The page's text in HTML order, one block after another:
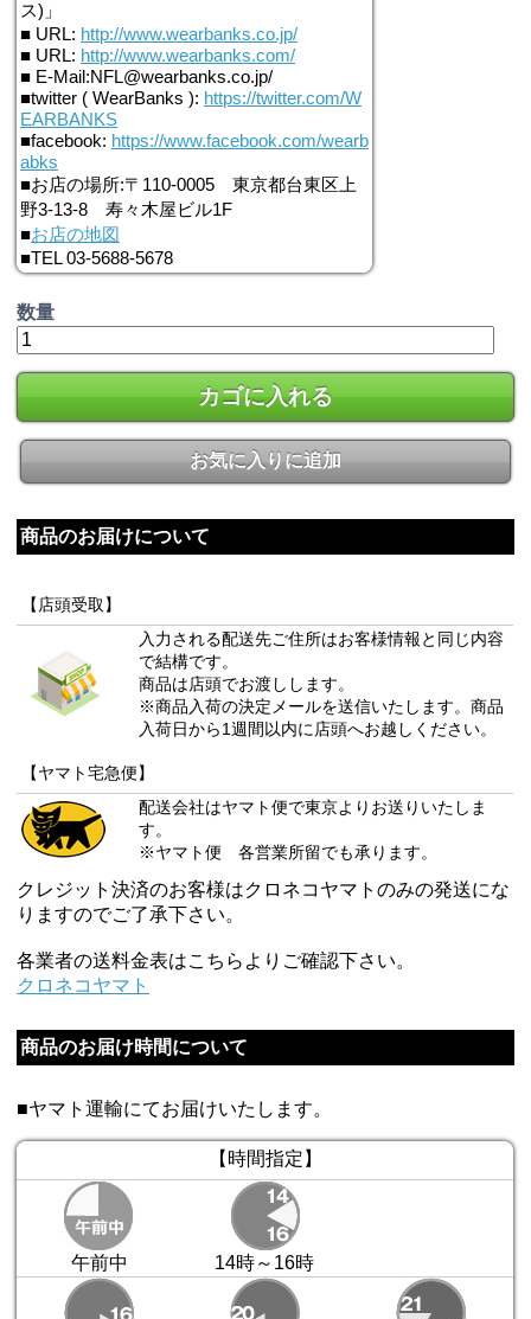
ス)」
■ URL: http://www.wearbanks.co.jp/
■ URL: http://www.wearbanks.com/
■ E-Mail:NFL@wearbanks.co.jp/
■twitter ( WearBanks ): https://twitter.com/W
EARBANKS
■facebook: https://www.facebook.com/wearb
abks
■お店の場所:〒110-0005 東京都台東区上
野3-13-8 寿々木屋ビル1F
■お店の地図
■TEL 03-5688-5678
数量
カゴに入れる
お気に入りに追加
商品のお届けについて
【店頭受取】
入力される配送先ご住所はお客様情報と同じ内容
で結構です。
商品は店頭でお渡しします。
※商品入荷の決定メールを送信いたします。商品
入荷日から1週間以内に店頭へお越しください。
【ヤマト宅急便】
配送会社はヤマト便で東京よりお送りいたしま
す。
※ヤマト便 各営業所留でも承ります。
クレジット決済のお客様はクロネコヤマトのみの発送にな
りますのでご了承下さい。
各業者の送料金表はこちらよりご確認下さい。
クロネコヤマト
商品のお届け時間について
■ヤマト運輸にてお届けいたします。
【時間指定】
午前中 14時～16時